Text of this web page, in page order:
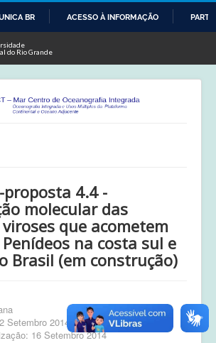
O
CONTEÚDO
BR ACESSO À INFORMAÇÃO
do Rio Grande
proposta 4.4 -
molecular das
que acometem
na costa sul e
Brasil (em construção)
Setembro 2014
16 Setembro 2014